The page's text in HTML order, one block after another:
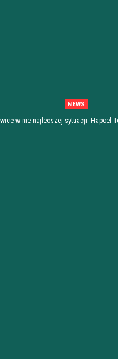
NEWS
w nie najleoszej sytuacji. Hapoel